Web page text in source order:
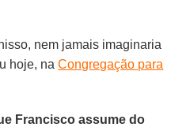
nem jamais imaginaria
hoje, naCongregação para
Francisco assume do